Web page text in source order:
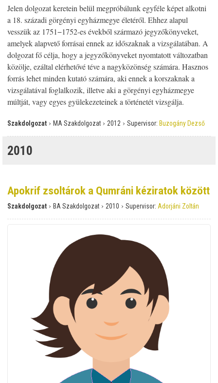
Jelen dolgozat keretein belül megpróbálunk egyféle képet alkotni
a 18. századi görgényi egyházmegye életéről. Ehhez alapul
vesszük az 1751−1752-es évekből származó jegyzőkönyveket,
amelyek alapvető forrásai ennek az időszaknak a vizsgálatában. A
dolgozat fő célja, hogy a jegyzőkönyveket nyomtatott változatban
közölje, ezáltal elérhetővé téve a nagyközönség számára. Hasznos
forrás lehet minden kutató számára, aki ennek a korszaknak a
vizsgálatával foglalkozik, illetve aki a görgényi egyházmegye
múltját, vagy egyes gyülekezeteinek a történetét vizsgálja.
Szakdolgozat › MA Szakdolgozat › 2012 › Supervisor: Buzogány Dezső
2010
Apokrif zsoltárok a Qumráni kéziratok között
Szakdolgozat › BA Szakdolgozat › 2010 › Supervisor: Adorjáni Zoltán